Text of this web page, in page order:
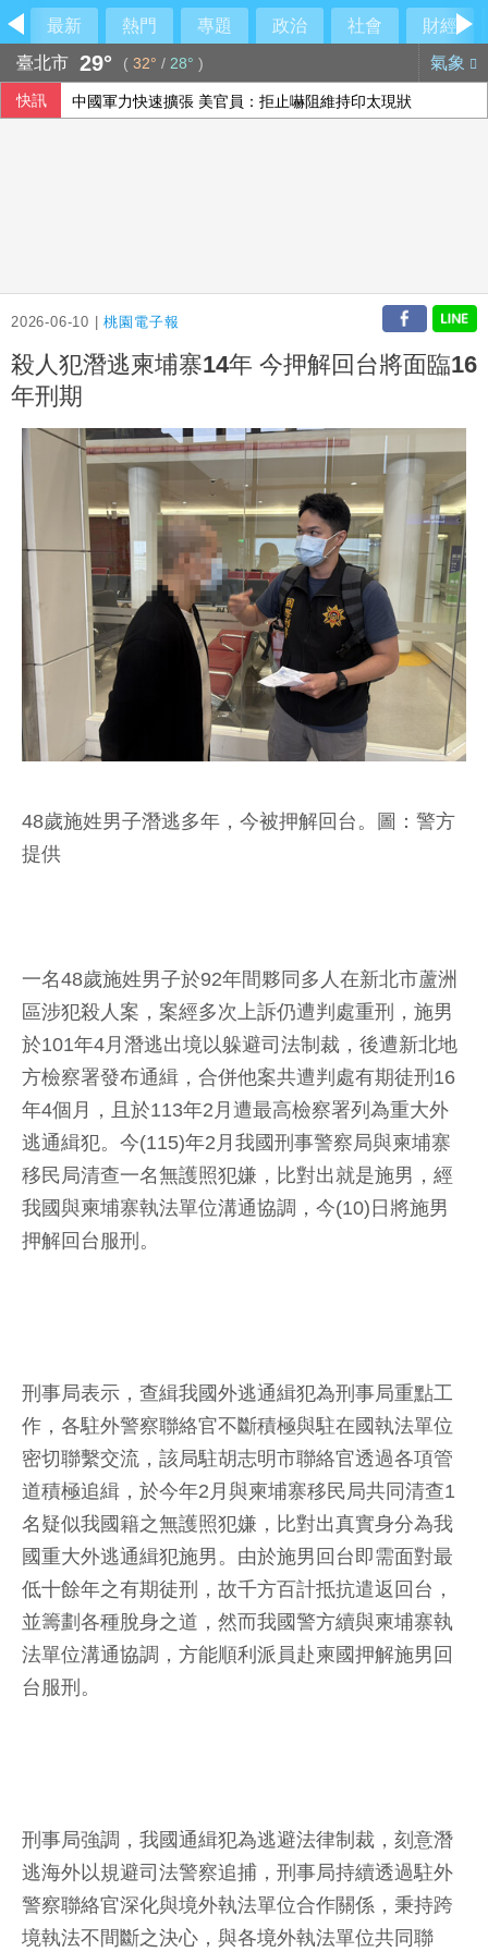
最新 熱門 專題 政治 社會
財經
臺北市 29° ( 32° / 28° ) 氣象
快訊 中國軍力快速擴張 美官員：拒止嚇阻維持印太現狀
2026-06-10 |桃園電子報
殺人犯潛逃柬埔寨14年 今押解回台將面臨16
年刑期
48歲施姓男子潛逃多年，今被押解回台。圖：警方
提供
一名48歲施姓男子於92年間夥同多人在新北市蘆洲
區涉犯殺人案，案經多次上訴仍遭判處重刑，施男
於101年4月潛逃出境以躲避司法制裁，後遭新北地
方檢察署發布通緝，合併他案共遭判處有期徒刑16
年4個月，且於113年2月遭最高檢察署列為重大外
逃通緝犯。今(115)年2月我國刑事警察局與柬埔寨
移民局清查一名無護照犯嫌，比對出就是施男，經
我國與柬埔寨執法單位溝通協調，今(10)日將施男
押解回台服刑。
刑事局表示，查緝我國外逃通緝犯為刑事局重點工
作，各駐外警察聯絡官不斷積極與駐在國執法單位
密切聯繫交流，該局駐胡志明市聯絡官透過各項管
道積極追緝，於今年2月與柬埔寨移民局共同清查1
名疑似我國籍之無護照犯嫌，比對出真實身分為我
國重大外逃通緝犯施男。由於施男回台即需面對最
低十餘年之有期徒刑，故千方百計抵抗遣返回台，
並籌劃各種脫身之道，然而我國警方續與柬埔寨執
法單位溝通協調，方能順利派員赴柬國押解施男回
台服刑。
刑事局強調，我國通緝犯為逃避法律制裁，刻意潛
逃海外以規避司法警察追捕，刑事局持續透過駐外
警察聯絡官深化與境外執法單位合作關係，秉持跨
境執法不間斷之決心，與各境外執法單位共同聯